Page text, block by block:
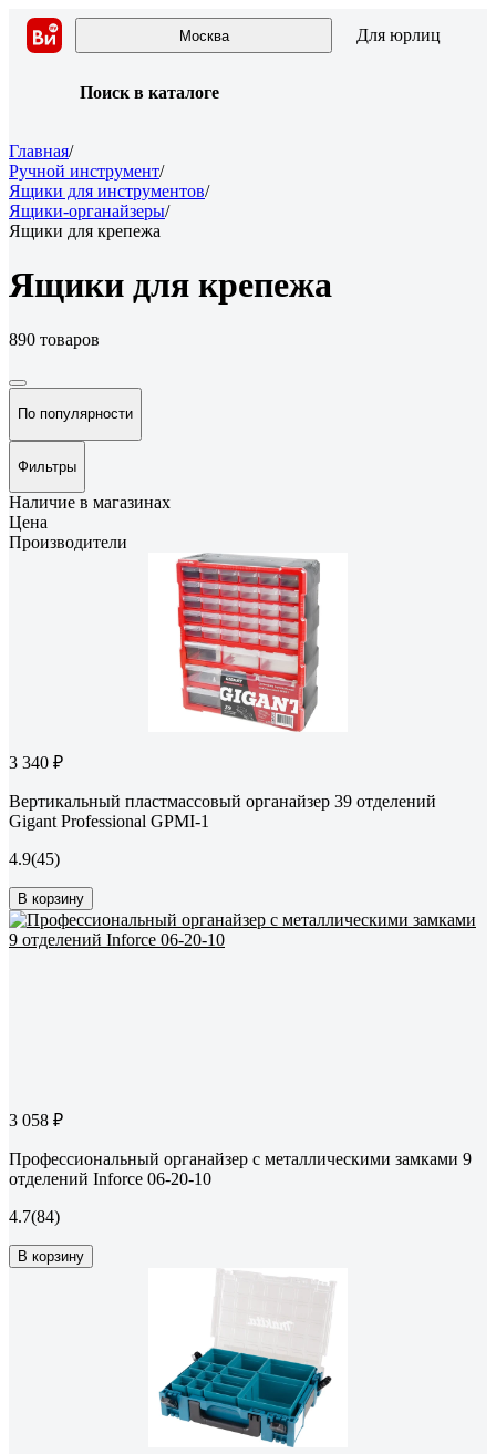
Москва Для юрлиц
Поиск в каталоге
Главная/
Ручной инструмент/
Ящики для инструментов/
Ящики-органайзеры/
Ящики для крепежа
Ящики для крепежа
890 товаров
По популярности
Фильтры
Наличие в магазинах
Цена
Производители
3 340 ₽
Вертикальный пластмассовый органайзер 39 отделений
Gigant Professional GPMI-1
4.9(45)
В корзину
3 058 ₽
Профессиональный органайзер с металлическими замками 9
отделений Inforce 06-20-10
4.7(84)
В корзину